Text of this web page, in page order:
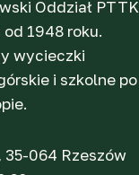
Oddział PTTK
od 1948 roku.
wycieczki
i szkolne po
35-064 Rzeszów